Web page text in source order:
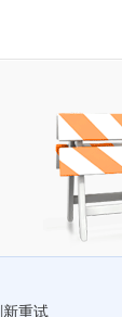
重试